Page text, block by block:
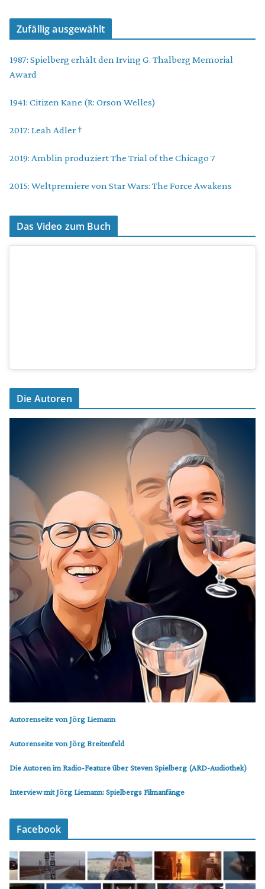
Zufällig ausgewählt
1987: Spielberg erhält den Irving G. Thalberg Memorial
Award
1941: Citizen Kane (R: Orson Welles)
2017: Leah Adler †
2019: Amblin produziert The Trial of the Chicago 7
2015: Weltpremiere von Star Wars: The Force Awakens
Das Video zum Buch
Die Autoren
Autorenseite von Jörg Liemann
Autorenseite von Jörg Breitenfeld
Die Autoren im Radio-Feature über Steven Spielberg (ARD-Audiothek)
Interview mit Jörg Liemann: Spielbergs Filmanfänge
Facebook